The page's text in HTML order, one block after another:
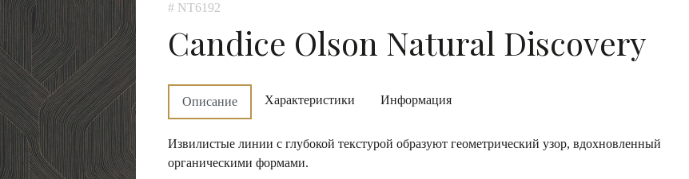
# NT6192
Candice Olson Natural Discovery
Описание Характеристики Информация
Извилистые линии с глубокой текстурой образуют геометрический узор, вдохновленный
органическими формами.